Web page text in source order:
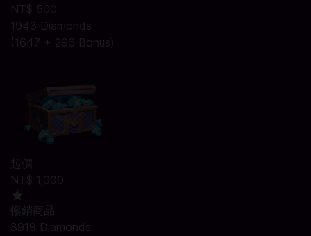
NT$ 500
1943 Diamonds
(1647 + 296 Bonus)
起價
NT$ 1,000
暢銷商品
3919 Diamonds